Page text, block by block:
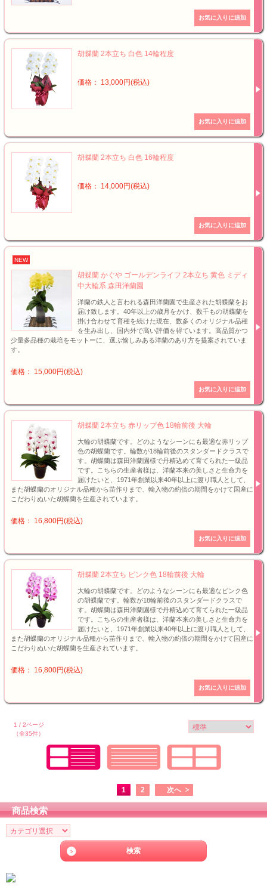
胡蝶蘭 2本立ち 白色 14輪程度
価格： 13,000円(税込)
胡蝶蘭 2本立ち 白色 16輪程度
価格： 14,000円(税込)
NEW
胡蝶蘭 かぐや ゴールデンライフ 2本立ち 黄色 ミディ
中大輪系 森田洋蘭園
洋蘭の鉄人と言われる森田洋蘭園で生産された胡蝶蘭をお
届け致します。40年以上の歳月をかけ、数千もの胡蝶蘭を
掛け合わせて育種を続けた現在、数多くのオリジナル品種
を生み出し、国内外で高い評価を得ています。高品質かつ
少量多品種の栽培をモットーに、選ぶ愉しみある洋蘭のあり方を提案されていま
す。
価格： 15,000円(税込)
胡蝶蘭 2本立ち 赤リップ色 18輪前後 大輪
大輪の胡蝶蘭です。どのようなシーンにも最適な赤リップ
色の胡蝶蘭です。輪数が18輪前後のスタンダードクラスで
す。胡蝶蘭は森田洋蘭園様で丹精込めて育てられた一級品
です。こちらの生産者様は、洋蘭本来の美しさと生命力を
届けたいと、1971年創業以来40年以上に渡り職人として、
また胡蝶蘭のオリジナル品種から苗作りまで、輸入物の約倍の期間をかけて国産に
こだわりぬいた胡蝶蘭を生産されています。
価格： 16,800円(税込)
胡蝶蘭 2本立ち ピンク色 18輪前後 大輪
大輪の胡蝶蘭です。どのようなシーンにも最適なピンク色
の胡蝶蘭です。輪数が18輪前後のスタンダードクラスで
す。胡蝶蘭は森田洋蘭園様で丹精込めて育てられた一級品
です。こちらの生産者様は、洋蘭本来の美しさと生命力を
届けたいと、1971年創業以来40年以上に渡り職人として、
また胡蝶蘭のオリジナル品種から苗作りまで、輸入物の約倍の期間をかけて国産に
こだわりぬいた胡蝶蘭を生産されています。
価格： 16,800円(税込)
1 / 2ページ
（全35件）
1 2 次へ
商品検索